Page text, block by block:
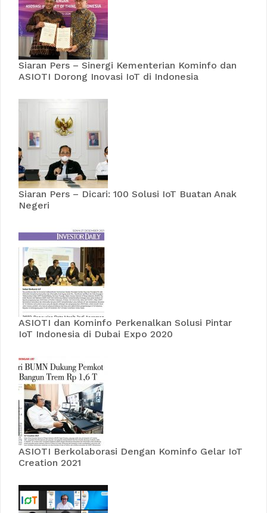
Siaran Pers – Sinergi Kementerian Kominfo dan
ASIOTI Dorong Inovasi IoT di Indonesia
Siaran Pers – Dicari: 100 Solusi IoT Buatan Anak
Negeri
ASIOTI dan Kominfo Perkenalkan Solusi Pintar
IoT Indonesia di Dubai Expo 2020
ASIOTI Berkolaborasi Dengan Kominfo Gelar IoT
Creation 2021